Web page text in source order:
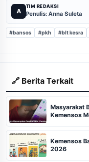
A
TIM REDAKSI
Penulis: Anna Suleta
#bansos #pkh #blt kesra
🔗 Berita Terkait
Masyarakat
Kemensos
Kemensos
2026